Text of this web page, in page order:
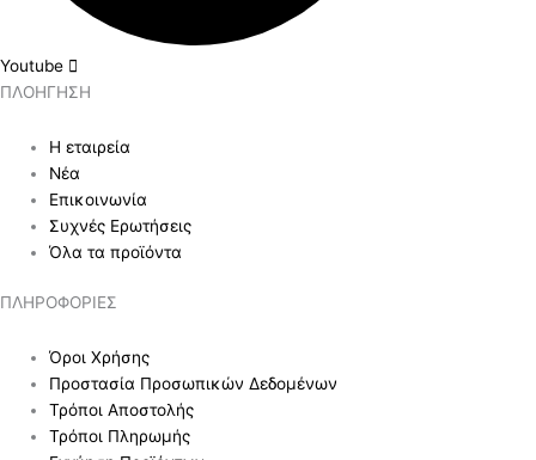
Youtube
ΠΛΟΗΓΗΣΗ
Η εταιρεία
Νέα
Επικοινωνία
Συχνές Ερωτήσεις
Όλα τα προϊόντα
ΠΛΗΡΟΦΟΡΙΕΣ
Όροι Χρήσης
Προστασία Προσωπικών Δεδομένων
Τρόποι Αποστολής
Τρόποι Πληρωμής